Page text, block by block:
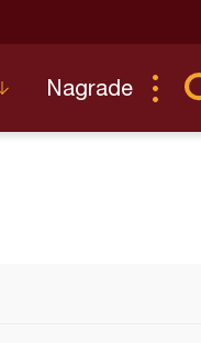
Nagrade